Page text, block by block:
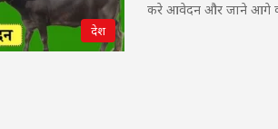
देश
करे आवेदन और जाने आगे की